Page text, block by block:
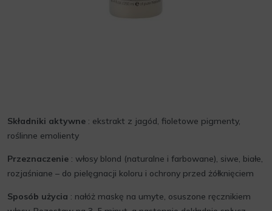
Składniki aktywne : ekstrakt z jagód, fioletowe pigmenty,
roślinne emolienty
Przeznaczenie : włosy blond (naturalne i farbowane), siwe, białe,
rozjaśniane – do pielęgnacji koloru i ochrony przed żółknięciem
Sposób użycia : nałóż maskę na umyte, osuszone ręcznikiem